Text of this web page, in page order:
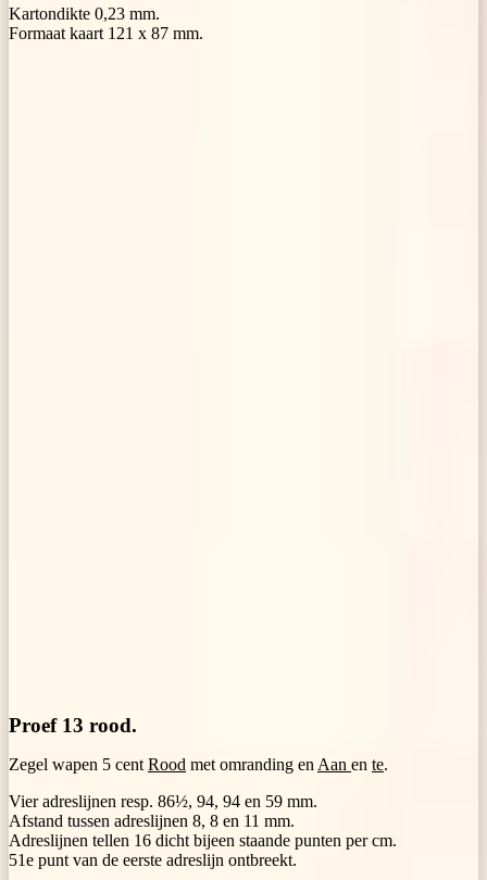
Kartondikte 0,23 mm.
Formaat kaart 121 x 87 mm.
Proef 13 rood.
Zegel wapen 5 cent Rood met omranding en Aan en te.
Vier adreslijnen resp. 86½, 94, 94 en 59 mm.
Afstand tussen adreslijnen 8, 8 en 11 mm.
Adreslijnen tellen 16 dicht bijeen staande punten per cm.
51e punt van de eerste adreslijn ontbreekt.